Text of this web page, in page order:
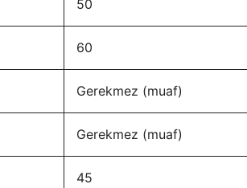
50
60
Gerekmez (muaf)
Gerekmez (muaf)
45